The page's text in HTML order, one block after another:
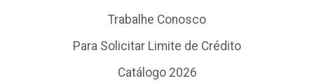
Trabalhe Conosco
Para Solicitar Limite de Crédito
Catálogo 2026